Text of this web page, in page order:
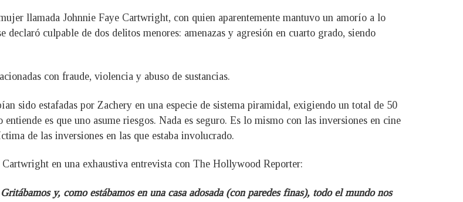
llamada Johnnie Faye Cartwright, con quien aparentemente mantuvo un amorío a lo
declaró culpable de dos delitos menores: amenazas y agresión en cuarto grado, siendo
con fraude, violencia y abuso de sustancias.
sido estafadas por Zachery en una especie de sistema piramidal, exigiendo un total de 50
es que uno asume riesgos. Nada es seguro. Es lo mismo con las inversiones en cine
de las inversiones en las que estaba involucrado.
en una exhaustiva entrevista con The Hollywood Reporter:
y, como estábamos en una casa adosada (con paredes finas), todo el mundo nos